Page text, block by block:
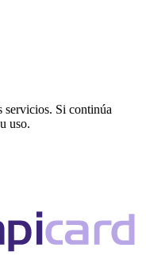
servicios. Si continúa
uso.